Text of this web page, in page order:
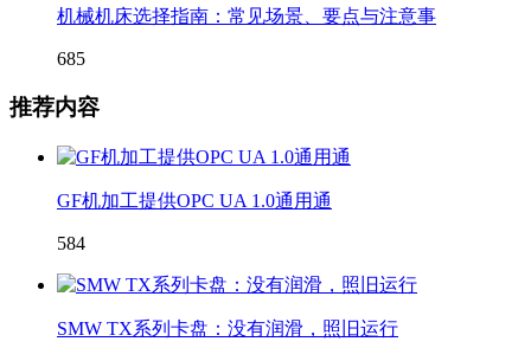
机械机床选择指南：常见场景、要点与注意事
685
推荐内容
GF机加工提供OPC UA 1.0通用通
584
SMW TX系列卡盘：没有润滑，照旧运行